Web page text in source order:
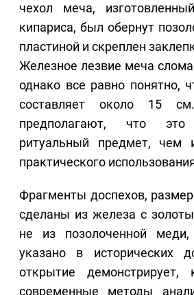
чехол меча,
кипариса, был обернут
пластиной и скреплен
Железное лезвие меча
однако все равно понятно,
составляет около 15
предполагают, что
ритуальный предмет, чем
практического
Фрагменты доспехов,
сделаны из железа с
не из позолоченной
указано в исторических
открытие демонстрирует,
современные методы